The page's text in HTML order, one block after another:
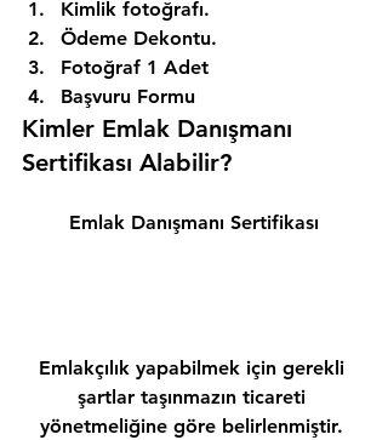
Kimlik fotoğrafı.
Ödeme Dekontu.
Fotoğraf 1 Adet
Başvuru Formu
Kimler Emlak Danışmanı
Sertifikası Alabilir?
Emlak Danışmanı Sertifikası
Emlakçılık yapabilmek için gerekli
şartlar taşınmazın ticareti
yönetmeliğine göre belirlenmiştir.